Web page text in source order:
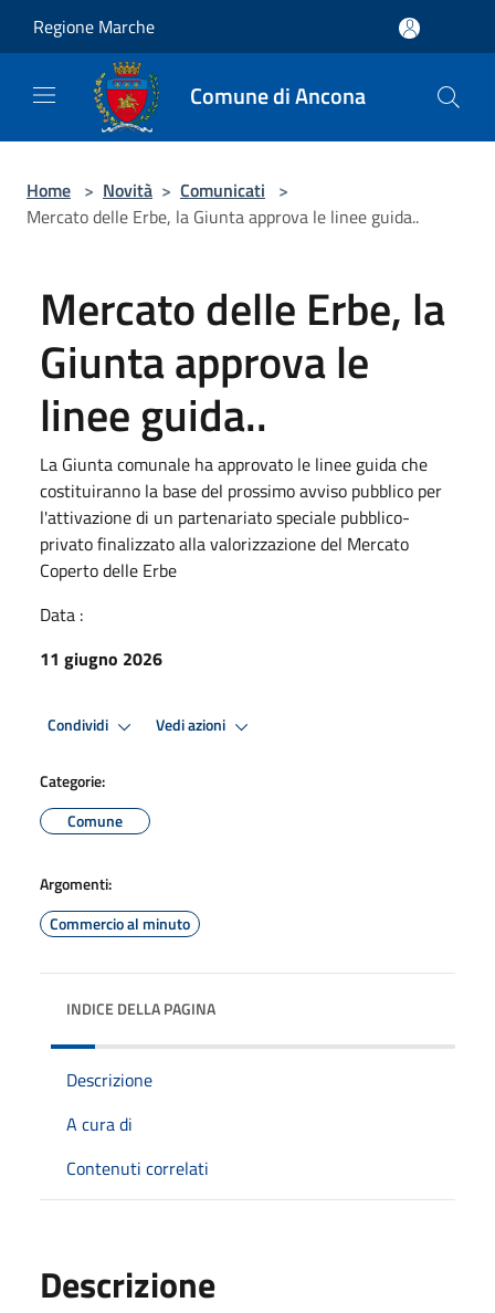
Regione Marche
Comune di Ancona
Home > Novità > Comunicati >
Mercato delle Erbe, la Giunta approva le linee guida..
Mercato delle Erbe, la
Giunta approva le
linee guida..
La Giunta comunale ha approvato le linee guida che
costituiranno la base del prossimo avviso pubblico per
l'attivazione di un partenariato speciale pubblico-
privato finalizzato alla valorizzazione del Mercato
Coperto delle Erbe
Data :
11 giugno 2026
Condividi Vedi azioni
Categorie:
Comune
Argomenti:
Commercio al minuto
INDICE DELLA PAGINA
Descrizione
A cura di
Contenuti correlati
Descrizione